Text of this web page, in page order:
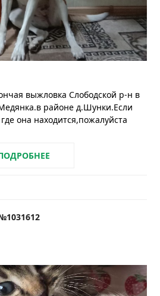
выжловка Слободской р-н в
районе д.Шунки.Если
она находится,пожалуйста